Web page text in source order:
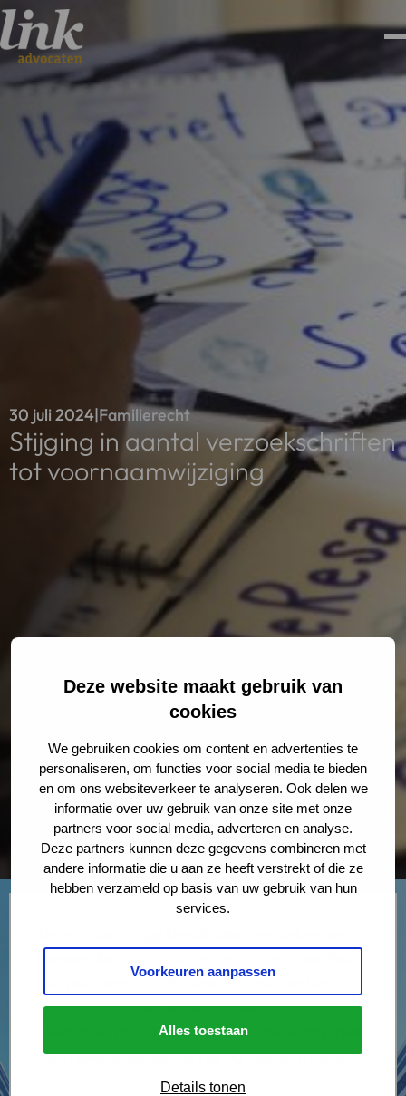
Deze website maakt gebruik van
cookies
We gebruiken cookies om content en advertenties te
personaliseren, om functies voor social media te bieden
en om ons websiteverkeer te analyseren. Ook delen we
informatie over uw gebruik van onze site met onze
partners voor social media, adverteren en analyse.
Deze partners kunnen deze gegevens combineren met
andere informatie die u aan ze heeft verstrekt of die ze
hebben verzameld op basis van uw gebruik van hun
services.
Voorkeuren aanpassen
Alles toestaan
Details tonen
30 juli 2024|Familierecht
Stijging in aantal verzoekschriften
tot voornaamwijziging
hun voornaam. In 2017 lieten 576 mensen hun
voornaam wijzigen, terwijl dat aantal in 2015 nog
bleef steken op 503. De Raad voor de Rechtspraak
heeft geen duidelijke verklaring voor de stijging.